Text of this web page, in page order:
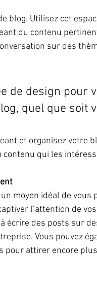
blog. Utilisez cet
du contenu
sur des
de design pour
quel que soit
et organisez votre
qui les
moyen idéal de
l’attention de
à écrire des posts sur
Vous pouvez
pour attirer encore